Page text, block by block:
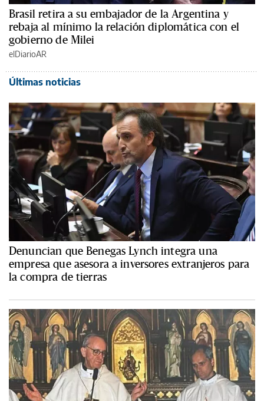
Brasil retira a su embajador de la Argentina y
rebaja al mínimo la relación diplomática con el
gobierno de Milei
elDiarioAR
Últimas noticias
Denuncian que Benegas Lynch integra una
empresa que asesora a inversores extranjeros para
la compra de tierras